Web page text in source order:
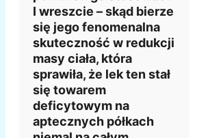
I wreszcie – skąd bierze
się jego fenomenalna
skuteczność w redukcji
masy ciała, która
sprawiła, że lek ten stał
się towarem
deficytowym na
aptecznych półkach